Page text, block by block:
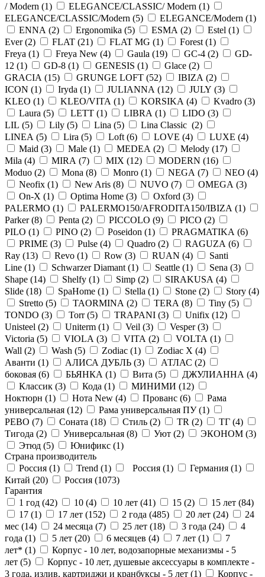
/ Modern (1) ELEGANCE/CLASSIC/ Modern (1)
ELEGANCE/CLASSIC/Modern (5) ELEGANCE/Modern (1)
ENNA (2) Ergonomika (5) ESMA (2) Estel (1)
Ever (2) FLAT (21) FLAT MG (1) Forest (1)
Freya (1) Freya New (4) Gaula (19) GC-4 (2)
GD-
12 (1) GD-8 (1) GENESIS (1) Glace (2)
GRACIA (15) GRUNGE LOFT (52) IBIZA (2)
ICON (1) Iryda (1) JULIANNA (12) JULY (3)
KLEO (1) KLEO/VITA (1) KORSIKA (4) Kvadro (3)
Laura (5) LETT (1) LIBRA (1) LIDO (3)
LIL (5) Lily (5) Lina (5) Lina Classic (2)
LINEA (5) Lira (5) Loft (6) LOVE (4) LUXE (4)
Maid (3) Male (1) MEDEA (2) Melody (17)
Mila (4) MIRA (7) MIX (12) MODERN (16)
Moduo (2) Mona (8) Monro (1) NEGA (7) NEO (4)
Neofix (1) New Aris (8) NUVO (7) OMEGA (3)
On-X (1) Optima Home (3) Oxford (3)
PALERMO (1) PALERMO150/AFRODITA150/IBIZA (1)
Parker (8) Penta (2) PICCOLO (9) PICO (2)
PILO (1) PINO (2) Poseidon (1) PRAGMATIKA (6)
PRIME (3) Pulse (4) Quadro (2) RAGUZA (6)
Ray (13) Revo (1) Row (3) RUAN (4)
Santi
Line (1) Schwarzer Diamant (1) Seattle (1) Sena (3)
Shape (14) Shelfy (1) Simp (2) SIRAKUSA (4)
Slide (18) SpaHome (1) Stella (1) Stone (2) Story (4)
Stretto (5) TAORMINA (2) TERA (8) Tiny (5)
TONDO (3) Torr (5) TRAPANI (3) Unifix (12)
Unisteel (2) Uniterm (1) Veil (3) Vesper (3)
Victoria (5) VIOLA (3) VITA (2) VOLTA (1)
Wall (2) Wash (5) Zodiac (1) Zodiac X (4)
Аванти (1) АЛИСА ДУБЛЬ (3) АТЛАС (2)
боковая (6) БЬЯНКА (1) Вита (5) ДЖУЛИАННА (4)
Классик (3) Кода (1) МИНИМИ (12)
Ноктюрн (1) Нота New (4) Прованс (6)
Рама
универсальная (12) Рама универсальная ПУ (1)
РЕВО (7) Соната (18) Стиль (2) ТR (2) ТГ (4)
Тигода (2) Универсальная (8) Уют (2) ЭКОНОМ (3)
Этюд (5) Юнификс (1)
Страна производитель
Россия (1) Trend (1) Россия (1) Германия (1)
Китай (20) Россия (1073)
Гарантия
1 год (42) 10 (4) 10 лет (41) 15 (2) 15 лет (84)
17 (1) 17 лет (152) 2 года (485) 20 лет (24)
24
мес (14) 24 месяца (7) 25 лет (18) 3 года (24)
4
года (1) 5 лет (20) 6 месяцев (4) 7 лет (1)
7
лет* (1)
Корпус - 10 лет, водозапорные механизмы - 5
лет (5)
Корпус - 10 лет, душевые аксессуары в комплекте -
3 года, излив, картриджи и кранбуксы - 5 лет (1) Корпус -